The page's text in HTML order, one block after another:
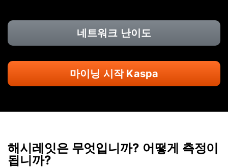
네트워크 난이도
마이닝 시작 Kaspa
해시레잇은 무엇입니까? 어떻게 측정이
됩니까?